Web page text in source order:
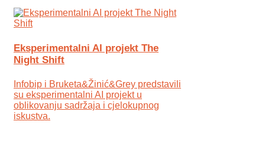
Eksperimentalni AI projekt The
Night Shift
Infobip i Bruketa&Žinić&Grey predstavili
su eksperimentalni AI projekt u
oblikovanju sadržaja i cjelokupnog
iskustva.